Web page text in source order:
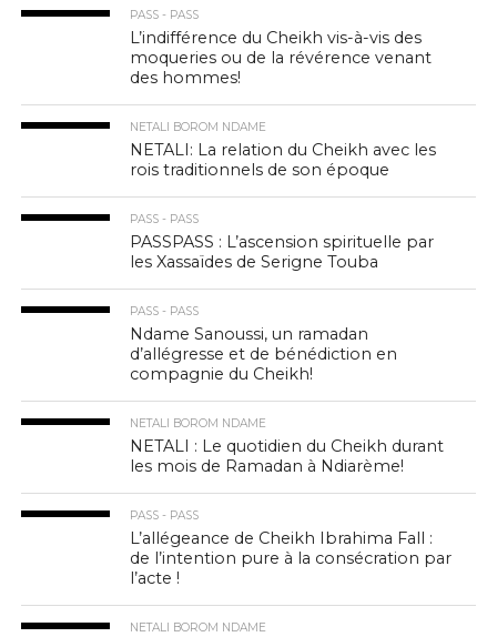
PASS - PASS
L’indifférence du Cheikh vis-à-vis des
moqueries ou de la révérence venant
des hommes!
NETALI BOROM NDAME
NETALI: La relation du Cheikh avec les
rois traditionnels de son époque
PASS - PASS
PASSPASS : L’ascension spirituelle par
les Xassaïdes de Serigne Touba
PASS - PASS
Ndame Sanoussi, un ramadan
d’allégresse et de bénédiction en
compagnie du Cheikh!
NETALI BOROM NDAME
NETALI : Le quotidien du Cheikh durant
les mois de Ramadan à Ndiarème!
PASS - PASS
L’allégeance de Cheikh Ibrahima Fall :
de l’intention pure à la consécration par
l’acte !
NETALI BOROM NDAME